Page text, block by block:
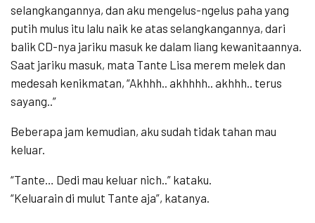
selangkangannya, dan aku mengelus-ngelus paha yang
putih mulus itu lalu naik ke atas selangkangannya, dari
balik CD-nya jariku masuk ke dalam liang kewanitaannya.
Saat jariku masuk, mata Tante Lisa merem melek dan
medesah kenikmatan, “Akhhh.. akhhhh.. akhhh.. terus
sayang..”
Beberapa jam kemudian, aku sudah tidak tahan mau
keluar.
“Tante… Dedi mau keluar nich..” kataku.
“Keluarain di mulut Tante aja”, katanya.